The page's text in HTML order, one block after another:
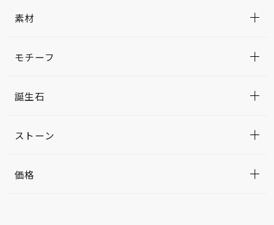
素材
モチーフ
誕生石
ストーン
価格